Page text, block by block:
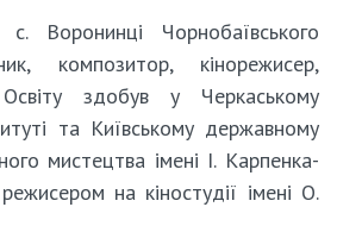
Воронинці Чорнобаївського
композитор, кінорежисер,
Освіту здобув у Черкаському
та Київському державному
мистецтва імені І. Карпенка-
на кіностудії імені О.